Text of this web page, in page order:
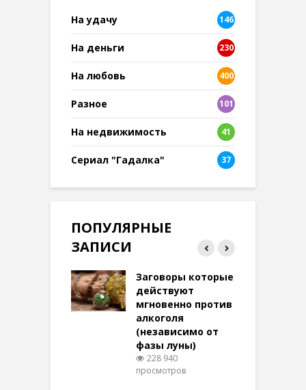
На удачу 146
На деньги 230
На любовь 400
Разное
101
8
На недвижимость 41
Сериал "Гадалка" 37
ПОПУЛЯРНЫЕ
ЗАПИСИ
Заговоры которые
действуют
мгновенно против
алкоголя
(независимо от
фазы луны)
228 940
просмотров